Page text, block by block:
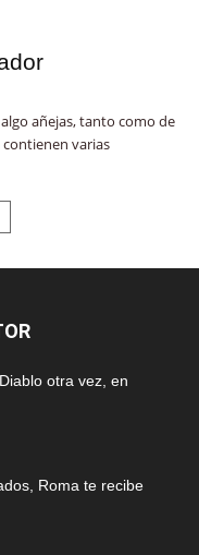
algo añejas, tanto como de
varias
otra vez, en
Roma te recibe